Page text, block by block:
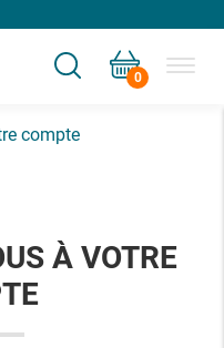
0
vide
compte
À VOTRE